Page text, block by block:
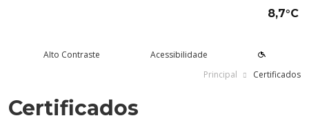
8,7°C
aquie Inovação
e Lazer
Alto Contraste
Acessibilidade
Principal
Certificados
Certificados